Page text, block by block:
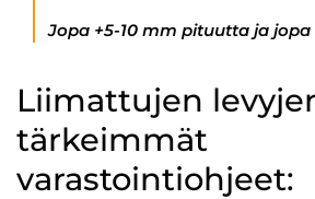
Jopa +5-10 mm pituutta ja
Liimattujen
tärkeimmät
varastointiohjeet: